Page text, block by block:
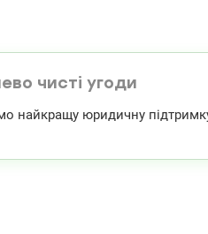
чисті угоди
найкращу юридичну підтримку